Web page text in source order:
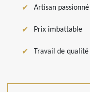
Artisan passionné
Prix imbattable
Travail de qualité